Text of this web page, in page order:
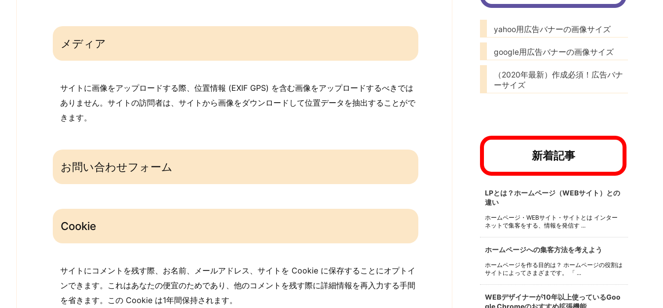
メディア
サイトに画像をアップロードする際、位置情報 (EXIF GPS) を含む画像をアップロードするべきでは
ありません。サイトの訪問者は、サイトから画像をダウンロードして位置データを抽出することがで
きます。
お問い合わせフォーム
Cookie
サイトにコメントを残す際、お名前、メールアドレス、サイトを Cookie に保存することにオプトイ
ンできます。これはあなたの便宜のためであり、他のコメントを残す際に詳細情報を再入力する手間
を省きます。この Cookie は1年間保持されます。
yahoo用広告バナーの画像サイズ
google用広告バナーの画像サイズ
（2020年最新）作成必須！広告バナ
ーサイズ
新着記事
LPとは？ホームページ（WEBサイト）との
違い
ホームページ・WEBサイト・サイトとは インター
ネットで集客をする、情報を発信す ...
ホームページへの集客方法を考えよう
ホームページを作る目的は？ ホームページの役割は
サイトによってさまざまです。 「 ...
WEBデザイナーが10年以上使っているGoo
gle Chromeのおすすめ拡張機能